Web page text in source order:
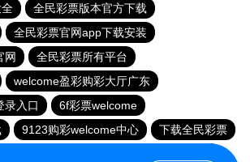
全民彩票版本官方下载
全民彩票官网app下载安装
网
全民彩票所有平台
welcome盈彩购彩大厅广东
录入口
6f彩票welcome
9123购彩welcome中心
下载全民彩票